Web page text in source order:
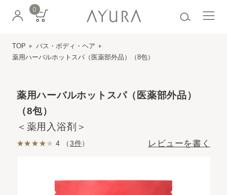
0
TOP
バス・ボディ・ヘア
薬用ハーバルホットスパ（医薬部外品）（8包）
薬用ハーバルホットスパ（医薬部外品）
（8包）
＜薬用入浴剤＞
4 （3件） レビューを書く